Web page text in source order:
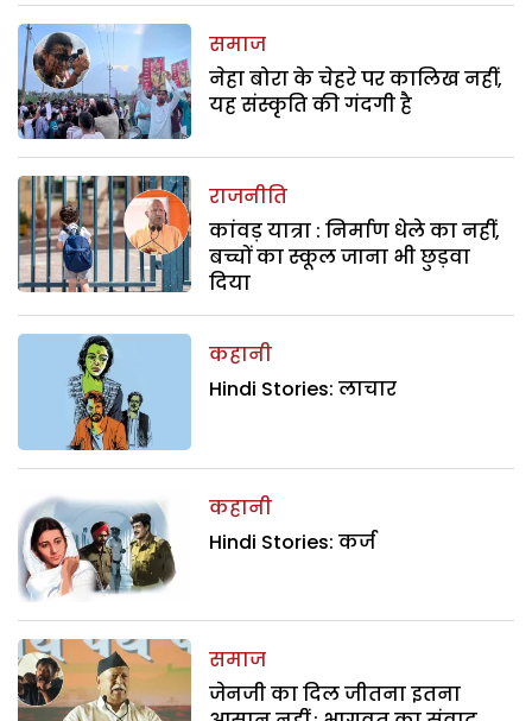
समाज
नेहा बोरा के चेहरे पर कालिख नहीं,
यह संस्कृति की गंदगी है
राजनीति
कांवड़ यात्रा : निर्माण धेले का नहीं,
बच्चों का स्कूल जाना भी छुड़वा
दिया
कहानी
Hindi Stories: लाचार
कहानी
Hindi Stories: कर्ज
समाज
जेनजी का दिल जीतना इतना